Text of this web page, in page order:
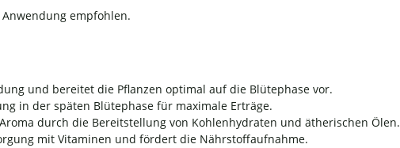
empfohlen.
und bereitet die Pflanzen optimal auf die Blütephase vor.
in der späten Blütephase für maximale Erträge.
durch die Bereitstellung von Kohlenhydraten und ätherischen Ölen.
mit Vitaminen und fördert die Nährstoffaufnahme.